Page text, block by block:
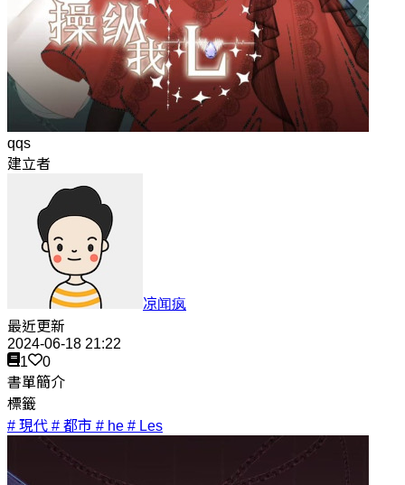
qqs
建立者
凉闻疯
最近更新
2024-06-18 21:22
1
0
書單簡介
標籤
# 現代 # 都市 # he # Les